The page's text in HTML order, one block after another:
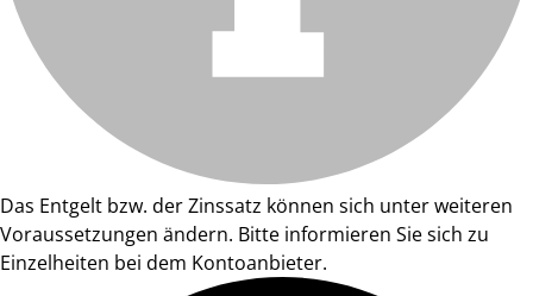
Das Entgelt bzw. der Zinssatz können sich unter weiteren
Voraussetzungen ändern. Bitte informieren Sie sich zu
Einzelheiten bei dem Kontoanbieter.